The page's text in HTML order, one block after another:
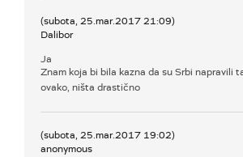
(subota, 25.mar.2017 21:09)
Dalibor
Ja
Znam koja bi bila kazna da su Srbi napravili
ovako, ništa drastično
(subota, 25.mar.2017 19:02)
anonymous